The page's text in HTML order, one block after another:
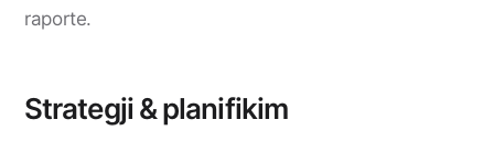
raporte.
Strategji & planifikim